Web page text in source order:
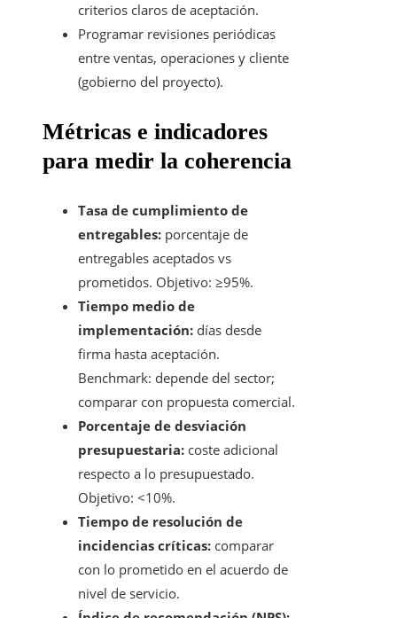
criterios claros de aceptación.
Programar revisiones periódicas
entre ventas, operaciones y cliente
(gobierno del proyecto).
Métricas e indicadores
para medir la coherencia
Tasa de cumplimiento de
entregables: porcentaje de
entregables aceptados vs
prometidos. Objetivo: ≥95%.
Tiempo medio de
implementación: días desde
firma hasta aceptación.
Benchmark: depende del sector;
comparar con propuesta comercial.
Porcentaje de desviación
presupuestaria: coste adicional
respecto a lo presupuestado.
Objetivo: <10%.
Tiempo de resolución de
incidencias críticas: comparar
con lo prometido en el acuerdo de
nivel de servicio.